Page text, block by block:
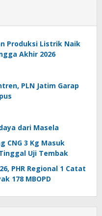
Produksi Listrik Naik
Akhir 2026
PLN Jatim Garap
dari Masela
CNG 3 Kg Masuk
Uji Tembak
PHR Regional 1 Catat
178 MBOPD